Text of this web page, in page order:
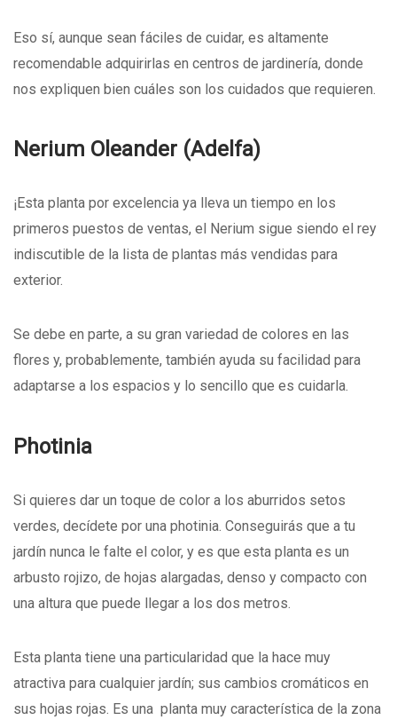
Eso sí, aunque sean fáciles de cuidar, es altamente
recomendable adquirirlas en centros de jardinería, donde
nos expliquen bien cuáles son los cuidados que requieren.
Nerium Oleander (Adelfa)
¡Esta planta por excelencia ya lleva un tiempo en los
primeros puestos de ventas, el Nerium sigue siendo el rey
indiscutible de la lista de plantas más vendidas para
exterior.
Se debe en parte, a su gran variedad de colores en las
flores y, probablemente, también ayuda su facilidad para
adaptarse a los espacios y lo sencillo que es cuidarla.
Photinia
Si quieres dar un toque de color a los aburridos setos
verdes, decídete por una photinia. Conseguirás que a tu
jardín nunca le falte el color, y es que esta planta es un
arbusto rojizo, de hojas alargadas, denso y compacto con
una altura que puede llegar a los dos metros.
Esta planta tiene una particularidad que la hace muy
atractiva para cualquier jardín; sus cambios cromáticos en
sus hojas rojas. Es una planta muy característica de la zona